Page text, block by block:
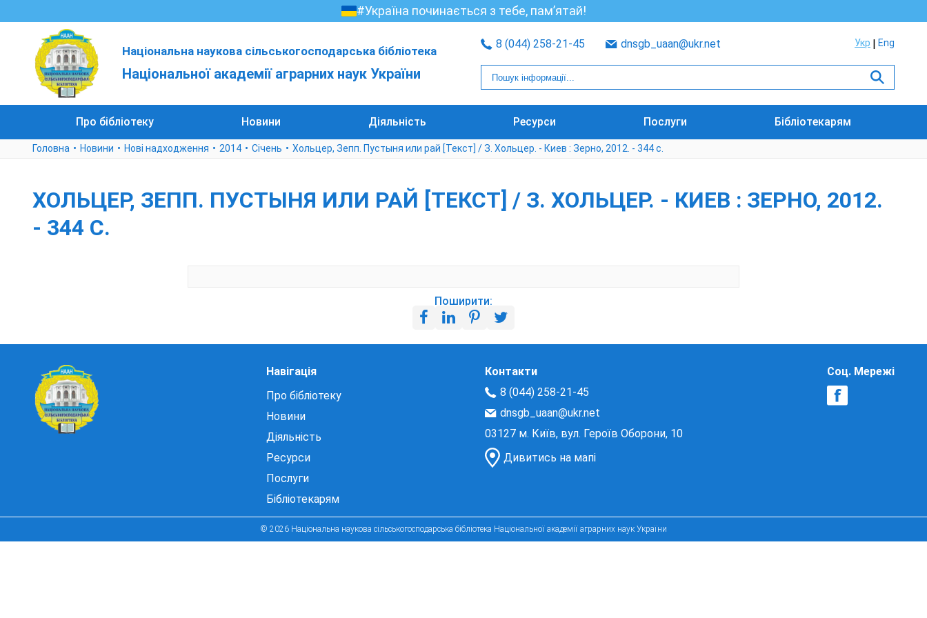
#Україна починається з тебе, пам’ятай!
Національна наукова сільськогосподарська бібліотека
Національної академії аграрних наук України
8 (044) 258-21-45 dnsgb_uaan@ukr.net Укр Eng
Про бібліотеку Новини Діяльність Ресурси Послуги Бібліотекарям
Головна Новини Нові надходження 2014 Січень Хольцер, Зепп. Пустыня или рай [Текст] / З. Хольцер. - Киев : Зерно, 2012. - 344 с.
ХОЛЬЦЕР, ЗЕПП. ПУСТЫНЯ ИЛИ РАЙ [ТЕКСТ] / З. ХОЛЬЦЕР. - КИЕВ : ЗЕРНО, 2012.
- 344 С.
Поширити:
Навігація
Про бібліотеку
Новини
Діяльність
Ресурси
Послуги
Бібліотекарям
Контакти
8 (044) 258-21-45
dnsgb_uaan@ukr.net
03127 м. Київ, вул. Героїв Оборони, 10
Дивитись на мапі
Соц. Мережі
© 2026 Національна наукова сільськогосподарська бібліотека Національної академії аграрних наук України